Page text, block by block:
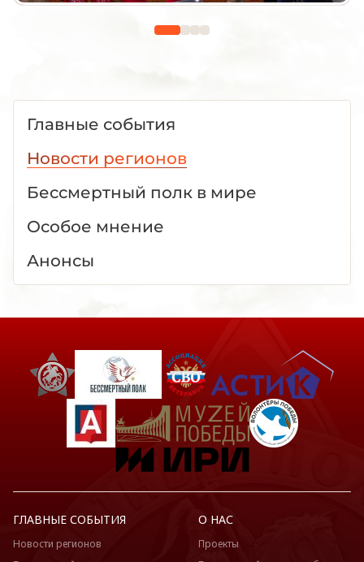
Главные события
Новости регионов
Бессмертный полк в мире
Особое мнение
Анонсы
ГЛАВНЫЕ СОБЫТИЯ
Новости регионов
О НАС
Проекты